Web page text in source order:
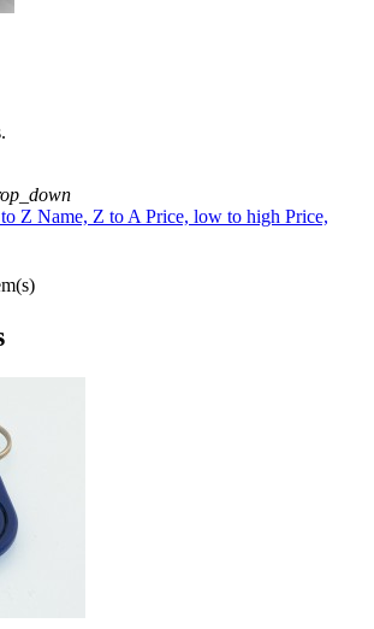
Z Name, Z to A Price, low to high Price,